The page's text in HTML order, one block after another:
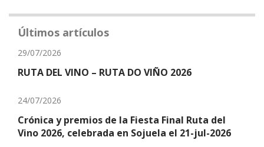
Últimos artículos
29/07/2026
RUTA DEL VINO – RUTA DO VIÑO 2026
24/07/2026
Crónica y premios de la Fiesta Final Ruta del
Vino 2026, celebrada en Sojuela el 21-jul-2026